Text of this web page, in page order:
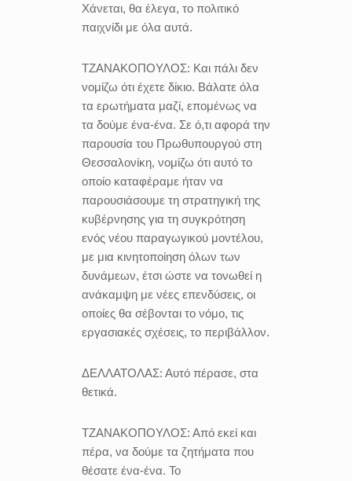
Χάνεται, θα έλεγα, το πολιτικό
παιχνίδι με όλα αυτά.
ΤΖΑΝΑΚΟΠΟΥΛΟΣ: Και πάλι δεν
νομίζω ότι έχετε δίκιο. Βάλατε όλα
τα ερωτήματα μαζί, επομένως να
τα δούμε ένα-ένα. Σε ό,τι αφορά την
παρουσία του Πρωθυπουργού στη
Θεσσαλονίκη, νομίζω ότι αυτό το
οποίο καταφέραμε ήταν να
παρουσιάσουμε τη στρατηγική της
κυβέρνησης για τη συγκρότηση
ενός νέου παραγωγικού μοντέλου,
με μια κινητοποίηση όλων των
δυνάμεων, έτσι ώστε να τονωθεί η
ανάκαμψη με νέες επενδύσεις, οι
οποίες θα σέβονται το νόμο, τις
εργασιακές σχέσεις, το περιβάλλον.
ΔΕΛΛΑΤΟΛΑΣ: Αυτό πέρασε, στα
θετικά.
ΤΖΑΝΑΚΟΠΟΥΛΟΣ: Από εκεί και
πέρα, να δούμε τα ζητήματα που
θέσατε ένα-ένα. Το